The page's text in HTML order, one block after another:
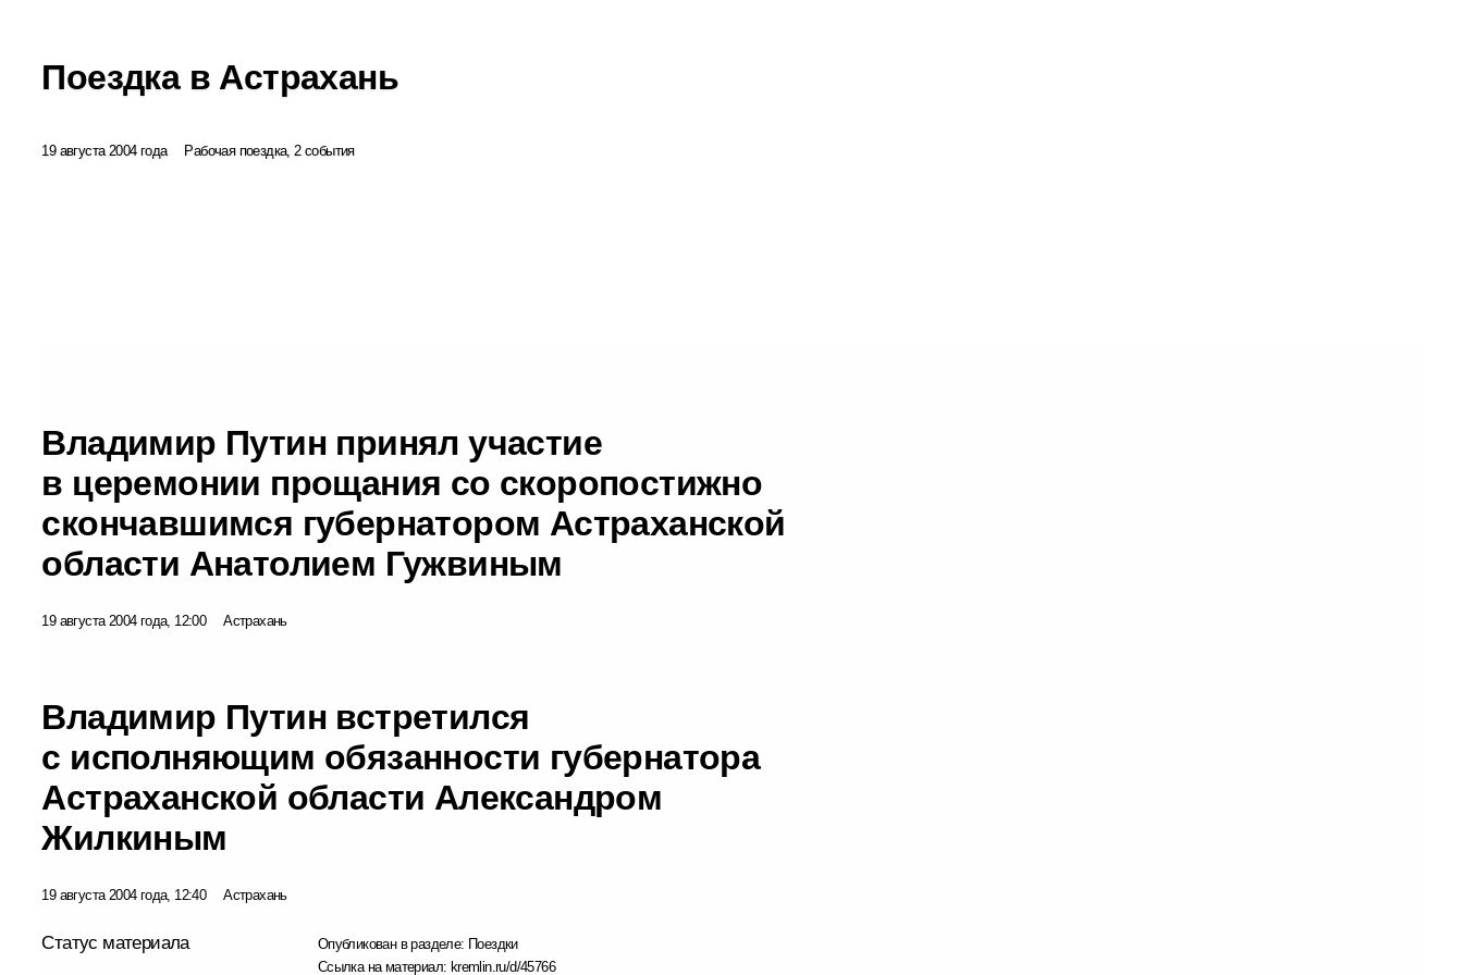
Поездка в Астрахань
19 августа 2004 года Рабочая поездка, 2 события
Владимир Путин принял участие
в церемонии прощания со скоропостижно
скончавшимся губернатором Астраханской
области Анатолием Гужвиным
19 августа 2004 года, 12:00 Астрахань
Владимир Путин встретился
с исполняющим обязанности губернатора
Астраханской области Александром
Жилкиным
19 августа 2004 года, 12:40 Астрахань
Статус материала Опубликован в разделе: Поездки
Ссылка на материал: kremlin.ru/d/45766